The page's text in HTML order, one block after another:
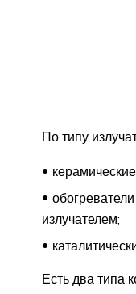
По типу
излучателем;
Есть два типа